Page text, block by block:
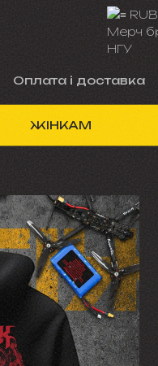
Оплата і доставка
ЖІНКАМ